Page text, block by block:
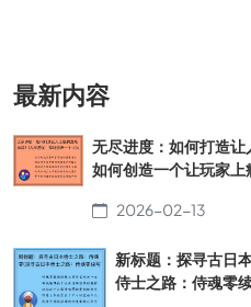
最新内容
无尽进度：如何打造让
如何创造一个让玩家
2026-02-13
新标题：探寻古日
侍士之路：侍魂零